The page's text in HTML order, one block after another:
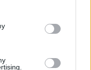
σου
μόνο τον